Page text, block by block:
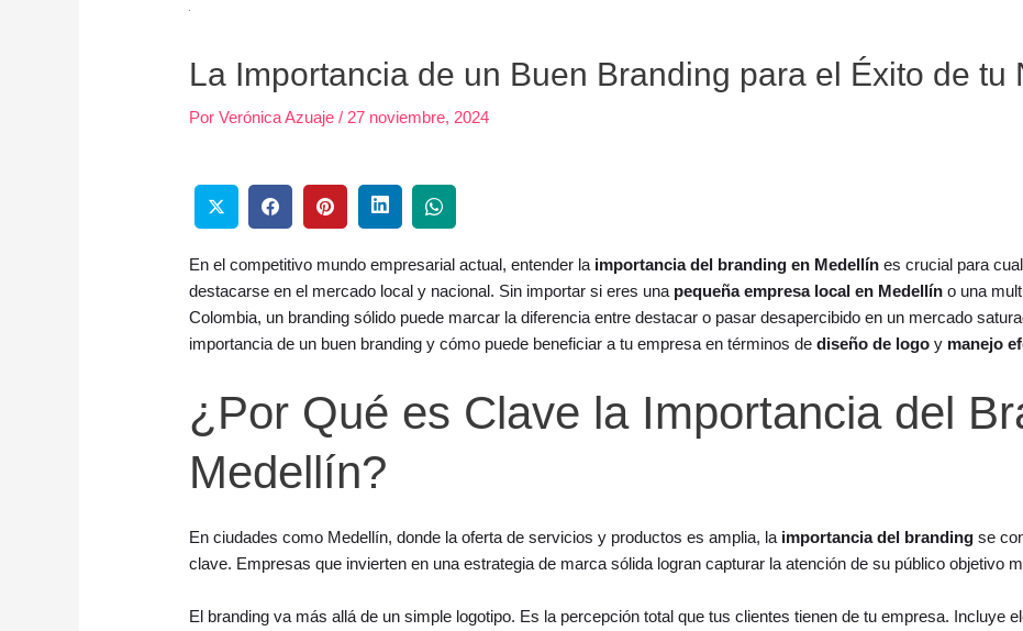
La Importancia de un Buen Branding para el Éxito de tu
PorVerónica Azuaje/ 27 noviembre, 2024
En el competitivo mundo empresarial actual, entender la importancia del branding en Medellín es crucial para
destacarse en el mercado local y nacional. Sin importar si eres una pequeña empresa local en Medellín o una
Colombia, un branding sólido puede marcar la diferencia entre destacar o pasar desapercibido en un mercado
importancia de un buen branding y cómo puede beneficiar a tu empresa en términos dediseño de logo y manejo
¿Por Qué es Clave la Importancia del
Medellín?
En ciudades como Medellín, donde la oferta de servicios y productos es amplia, la importancia del branding se
clave. Empresas que invierten en una estrategia de marca sólida logran capturar la atención de su público objetivo
El branding va más allá de un simple logotipo. Es la percepción total que tus clientes tienen de tu empresa. Incluye